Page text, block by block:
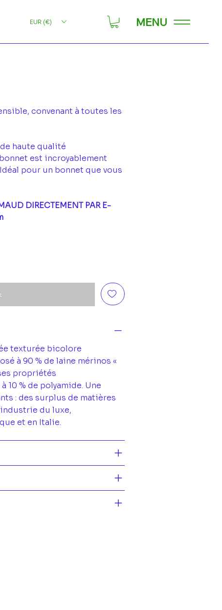
EUR (€) MENU
convenant à toutes les
haute qualité
est incroyablement
pour un bonnet que vous
DIRECTEMENT PAR E-
texturée bicolore
à 90 % de laine mérinos «
propriétés
% de polyamide. Une
: des surplus de matières
du luxe,
et en Italie.